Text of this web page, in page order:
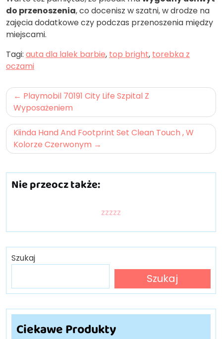
do przenoszenia, co docenisz w szatni, w drodze na
zajęcia dodatkowe czy podczas przenoszenia między
miejscami.
Tagi: auta dla lalek barbie, top bright, torebka z
oczami
Nawigacja
wpisu
Playmobil 70191 City Life Szpital Z
Wyposażeniem
Kiinda Hand And Footprint Set Clean Touch , W
Kolorze Czerwonym
Nie przeocz także:
zzzzz
Szukaj
Szukaj
Ciekawe Produkty